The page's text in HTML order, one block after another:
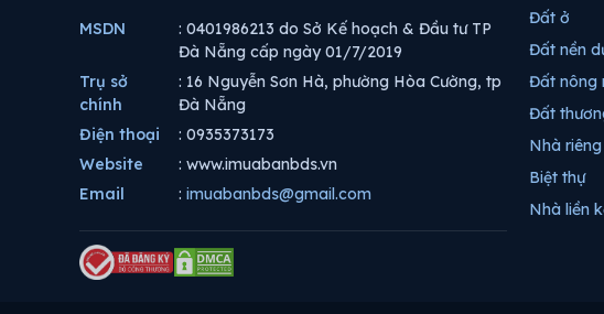
MSDN
: 0401986213 do Sở Kế hoạch & Đầu tư TP
Đà Nẵng cấp ngày 01/7/2019
Trụ sở
chính
: 16 Nguyễn Sơn Hà, phường Hòa Cường, tp
Đà Nẵng
Điện thoại
: 0935373173
Website
: www.imuabanbds.vn
Email
: imuabanbds@gmail.com
Đất ở
Đất nền
Đất nông
Đất
Nhà riêng
Biệt thự
Nhà liền